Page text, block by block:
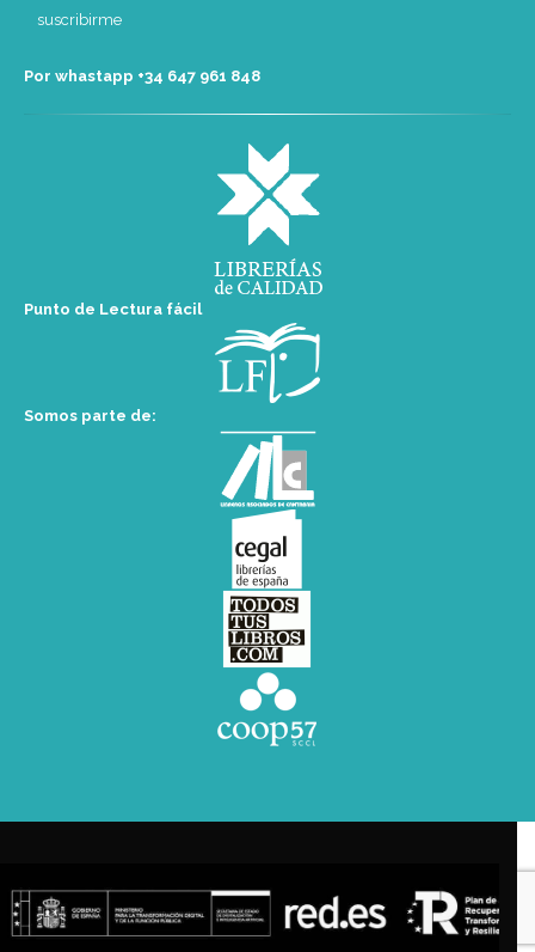
Por whastapp +34 ‭647 961 848‬
Punto de Lectura fácil
Somos parte de: